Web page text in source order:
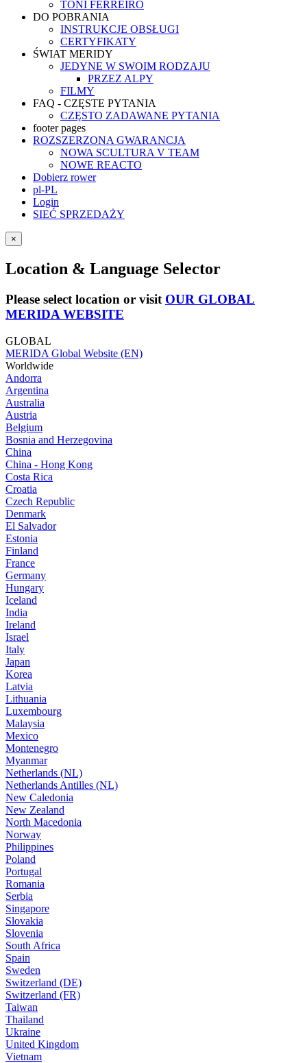
TONI FERREIRO
DO POBRANIA
INSTRUKCJE OBSŁUGI
CERTYFIKATY
ŚWIAT MERIDY
JEDYNE W SWOIM RODZAJU
PRZEZ ALPY
FILMY
FAQ - CZĘSTE PYTANIA
CZĘSTO ZADAWANE PYTANIA
footer pages
ROZSZERZONA GWARANCJA
NOWA SCULTURA V TEAM
NOWE REACTO
Dobierz rower
pl-PL
Login
SIEĆ SPRZEDAŻY
×
Location & Language Selector
Please select location or visit OUR GLOBAL
MERIDA WEBSITE
GLOBAL
MERIDA Global Website (EN)
Worldwide
Andorra
Argentina
Australia
Austria
Belgium
Bosnia and Herzegovina
China
China - Hong Kong
Costa Rica
Croatia
Czech Republic
Denmark
El Salvador
Estonia
Finland
France
Germany
Hungary
Iceland
India
Ireland
Israel
Italy
Japan
Korea
Latvia
Lithuania
Luxembourg
Malaysia
Mexico
Montenegro
Myanmar
Netherlands (NL)
Netherlands Antilles (NL)
New Caledonia
New Zealand
North Macedonia
Norway
Philippines
Poland
Portugal
Romania
Serbia
Singapore
Slovakia
Slovenia
South Africa
Spain
Sweden
Switzerland (DE)
Switzerland (FR)
Taiwan
Thailand
Ukraine
United Kingdom
Vietnam